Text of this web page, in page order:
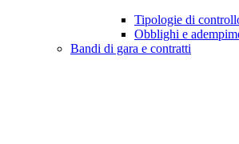
Tipologie di
Obblighi e
Bandi di gara e contratti